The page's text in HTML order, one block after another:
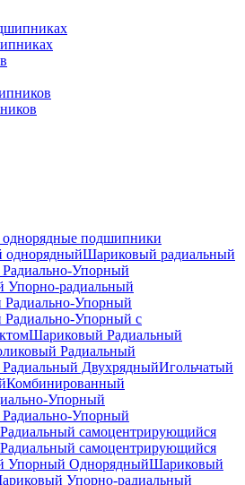
однорядные подшипники
однорядныйШариковый радиальный
Упорный
радиальный
Упорный
Упорный с
Шариковый Радиальный
Радиальный
ДвухрядныйИгольчатый
Комбинированный
Упорный
Упорный
самоцентрирующийся
самоцентрирующийся
Упорный ОднорядныйШариковый
Упорно-радиальный